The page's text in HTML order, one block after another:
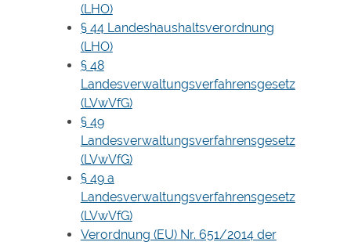
(LHO)
§ 44 Landeshaushaltsverordnung
(LHO)
§ 48
Landesverwaltungsverfahrensgesetz
(LVwVfG)
§ 49
Landesverwaltungsverfahrensgesetz
(LVwVfG)
§ 49 a
Landesverwaltungsverfahrensgesetz
(LVwVfG)
Verordnung (EU) Nr. 651/2014 der